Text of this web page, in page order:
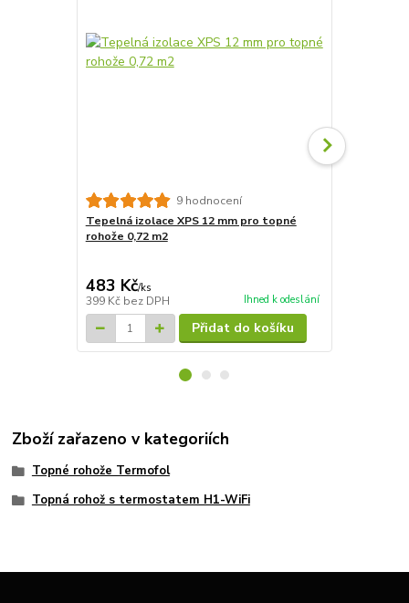
9 hodnocení
Tepelná izolace XPS 12 mm pro topné
rohože 0,72 m2
483 Kč/ks
399 Kč bez DPH Ihned k odeslání
Přidat do košíku
Zboží zařazeno v kategoriích
Topné rohože Termofol
Topná rohož s termostatem H1-WiFi